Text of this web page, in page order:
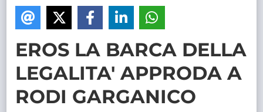
EROS LA BARCA DELLA
LEGALITA' APPRODA A
RODI GARGANICO
TRASPARENTE